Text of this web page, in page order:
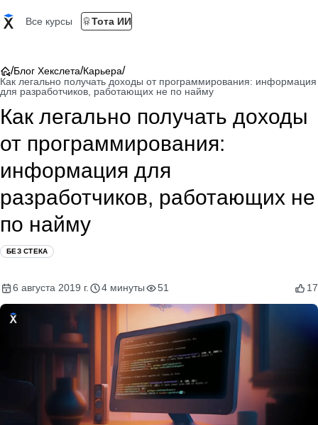
Все курсы Тота ИИ
/Блог Хекслета/Карьера/
Как легально получать доходы от программирования: информация
для разработчиков, работающих не по найму
Как легально получать доходы
от программирования:
информация для
разработчиков, работающих не
по найму
БЕЗ СТЕКА
6 августа 2019 г. 4 минуты 51 17